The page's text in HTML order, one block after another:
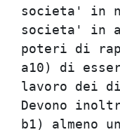
societa'
societa'
poteri di
a10) di
lavoro
b1)